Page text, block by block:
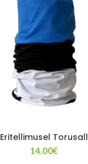
Eritellimusel Torusall
14.00€